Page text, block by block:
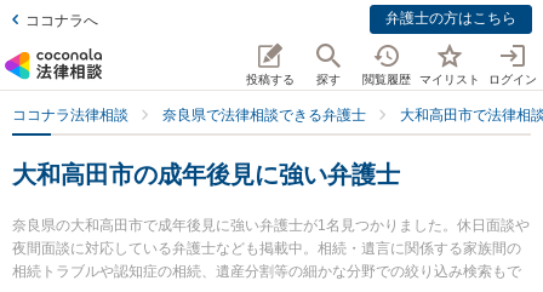
ココナラへ 弁護士の方はこちら
投稿する 探す 閲覧履歴 マイリスト ログイン
ココナラ法律相談 奈良県で法律相談できる弁護士 大和高田市で法律相
大和高田市の成年後見に強い弁護士
奈良県の大和高田市で成年後見に強い弁護士が1名見つかりました。休日面談や
夜間面談に対応している弁護士なども掲載中。相続・遺言に関係する家族間の
相続トラブルや認知症の相続、遺産分割等の細かな分野での絞り込み検索もで